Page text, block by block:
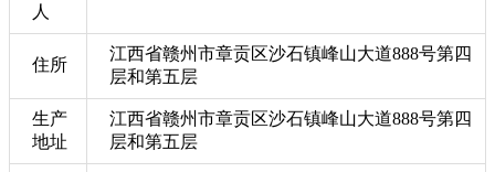
人
住所
江西省赣州市章贡区沙石镇峰山大道888号第四
层和第五层
生产
地址
江西省赣州市章贡区沙石镇峰山大道888号第四
层和第五层